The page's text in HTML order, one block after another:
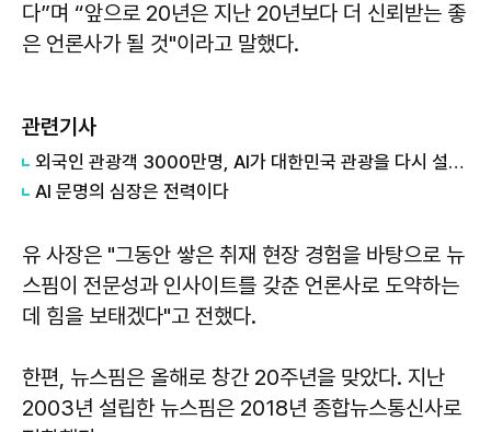
다”며 “앞으로 20년은 지난 20년보다 더 신뢰받는 좋
은 언론사가 될 것"이라고 말했다.
관련기사
외국인 관광객 3000만명, AI가 대한민국 관광을 다시 설계한다
AI 문명의 심장은 전력이다
유 사장은 "그동안 쌓은 취재 현장 경험을 바탕으로 뉴
스핌이 전문성과 인사이트를 갖춘 언론사로 도약하는
데 힘을 보태겠다"고 전했다.
한편, 뉴스핌은 올해로 창간 20주년을 맞았다. 지난
2003년 설립한 뉴스핌은 2018년 종합뉴스통신사로